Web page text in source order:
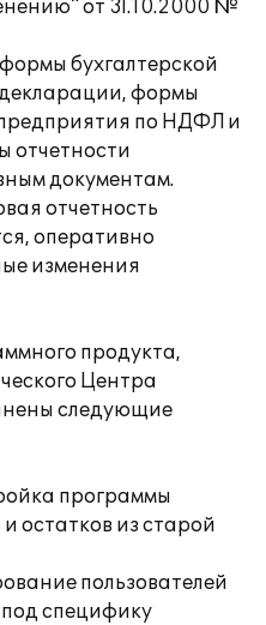
от 31.10.2000 №
бухгалтерской
формы
по НДФЛ и
отчетности
документам.
отчетность
оперативно
изменения
продукта,
Центра
следующие
программы
остатков из старой
пользователей
специфику